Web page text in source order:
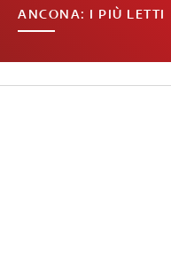
ANCONA: I PIÙ LETTI